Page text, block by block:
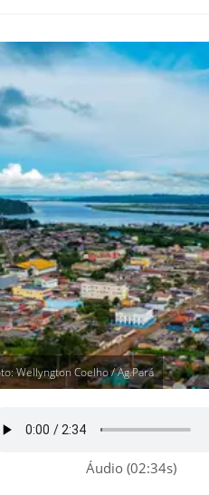
Wellyngton Coelho / Ag.Pará
Áudio (02:34s)